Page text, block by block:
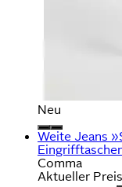
Neu
Weite Jeans
Comma
Aktueller Preis